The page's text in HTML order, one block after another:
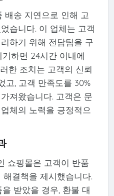
배송 지연으로 인해 고
습니다. 이 업체는 고객
하기 위해 전담팀을 구
하면 24시간 이내에
한 조치는 고객의 신뢰
고, 고객 만족도를 30%
져왔습니다. 고객은 문
체의 노력을 긍정적으
쇼핑몰은 고객이 반품
결책을 제시했습니다.
받았을 경우, 환불 대